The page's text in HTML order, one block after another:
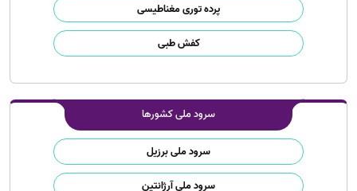
پرده توری مغناطیسی
کفش طبی
سرود ملی کشورها
سرود ملی برزیل
سرود ملی آرژانتین